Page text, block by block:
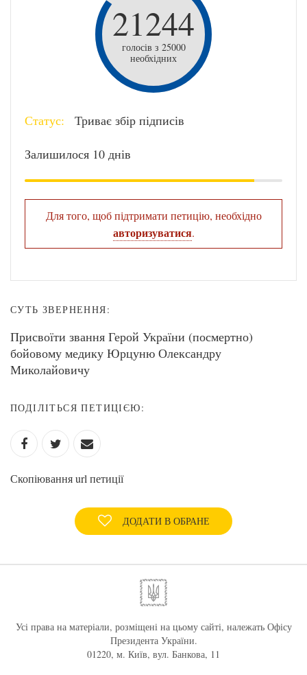
21244
голосів з 25000
необхідних
Статус: Триває збір підписів
Залишилося 10 днів
Для того, щоб підтримати петицію, необхідно
авторизуватися.
СУТЬ ЗВЕРНЕННЯ:
Присвоїти звання Герой України (посмертно)
бойовому медику Юрцуню Олександру
Миколайовичу
ПОДІЛІТЬСЯ ПЕТИЦІЄЮ:
Скопіювання url петиції
ДОДАТИ В ОБРАНЕ
Усі права на матеріали, розміщені на цьому сайті, належать Офісу
Президента України.
01220, м. Київ, вул. Банкова, 11